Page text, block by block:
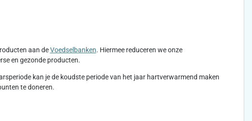
aan deVoedselbanken. Hiermee reduceren we onze
en gezonde producten.
kan je de koudste periode van het jaar hartverwarmend maken
te doneren.